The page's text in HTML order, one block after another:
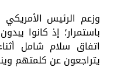
وزعم الرئيس
باستمرار؛ إذ كانوا
اتفاق سلام شامل
يتراجعون عن كلمتهم